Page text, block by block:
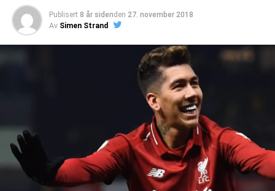
Publisert 8 år sidenden 27. november 2018
Av Simen Strand